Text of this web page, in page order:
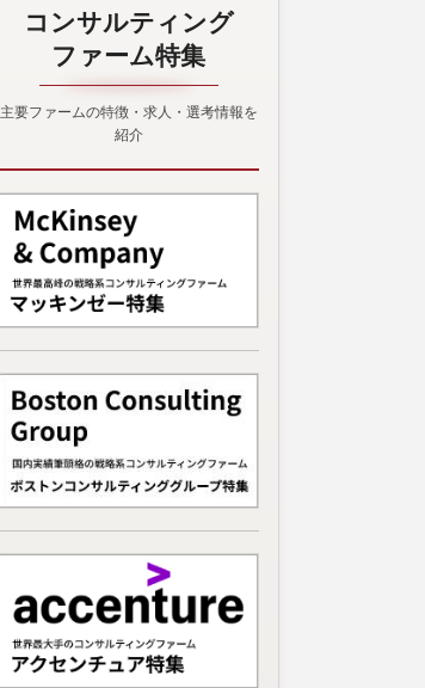
コンサルティング
ファーム特集
主要ファームの特徴・求人・選考情報を
紹介